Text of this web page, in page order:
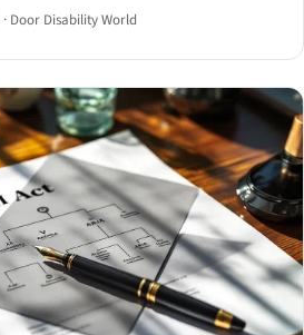
· Door Disability World